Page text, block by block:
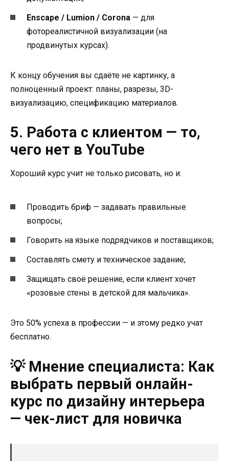
Enscape / Lumion / Corona — для
фотореалистичной визуализации (на
продвинутых курсах).
К концу обучения вы сдаёте не картинку, а
полноценный проект: планы, разрезы, 3D-
визуализацию, спецификацию материалов.
5. Работа с клиентом — то,
чего нет в YouTube
Хороший курс учит не только рисовать, но и:
Проводить бриф — задавать правильные
вопросы;
Говорить на языке подрядчиков и поставщиков;
Составлять смету и техническое задание;
Защищать своё решение, если клиент хочет
«розовые стены в детской для мальчика».
Это 50% успеха в профессии — и этому редко учат
бесплатно.
💡 Мнение специалиста: Как
выбрать первый онлайн-
курс по дизайну интерьера
— чек-лист для новичка